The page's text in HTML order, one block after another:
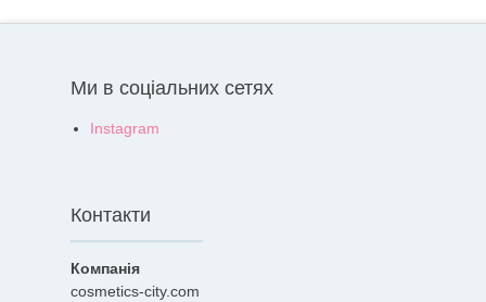
Ми в соціальних сетях
Instagram
Контакти
cosmetics-city.com